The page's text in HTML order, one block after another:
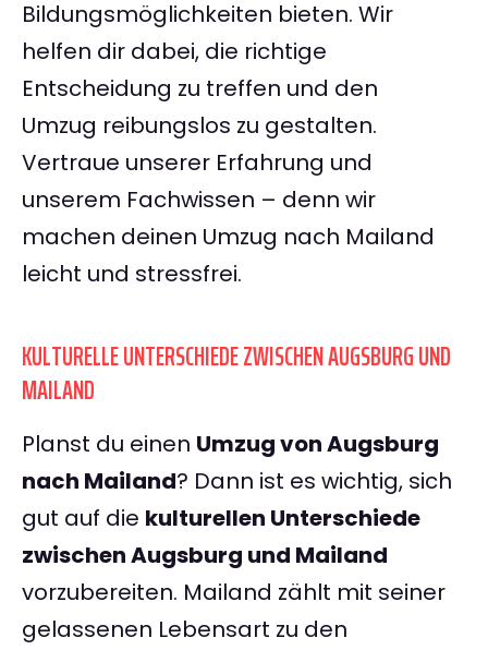
Bildungsmöglichkeiten bieten. Wir
helfen dir dabei, die richtige
Entscheidung zu treffen und den
Umzug reibungslos zu gestalten.
Vertraue unserer Erfahrung und
unserem Fachwissen – denn wir
machen deinen Umzug nach Mailand
leicht und stressfrei.
KULTURELLE UNTERSCHIEDE ZWISCHEN AUGSBURG UND
MAILAND
Planst du einen Umzug von Augsburg
nach Mailand? Dann ist es wichtig, sich
gut auf die kulturellen Unterschiede
zwischen Augsburg und Mailand
vorzubereiten. Mailand zählt mit seiner
gelassenen Lebensart zu den